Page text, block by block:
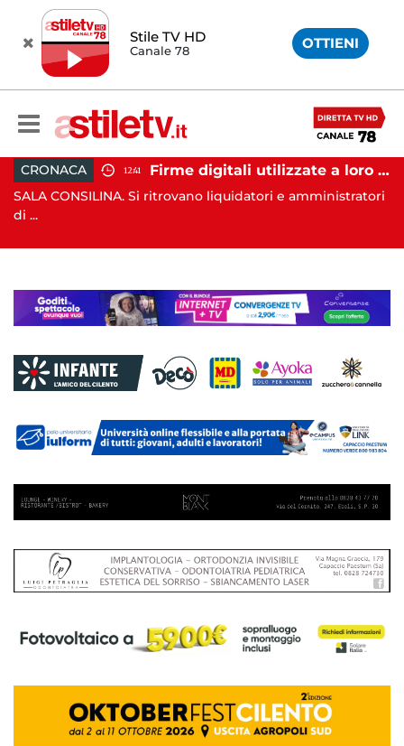
Stile TV HD
Canale 78 OTTIENI
12:41 Firme digitali utilizzate a loro insaputa: 9 indagati nel Vallo di Diano
Si ritrovano liquidatori e amministratori
CRONACA
AGROPOLI.